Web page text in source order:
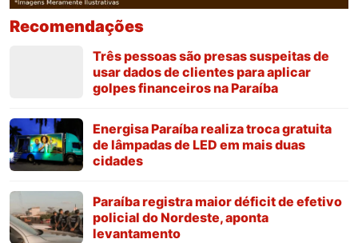
Recomendações
Três pessoas são presas suspeitas de
usar dados de clientes para aplicar
golpes financeiros na Paraíba
Energisa Paraíba realiza troca gratuita
de lâmpadas de LED em mais duas
cidades
Paraíba registra maior déficit de efetivo
policial do Nordeste, aponta
levantamento